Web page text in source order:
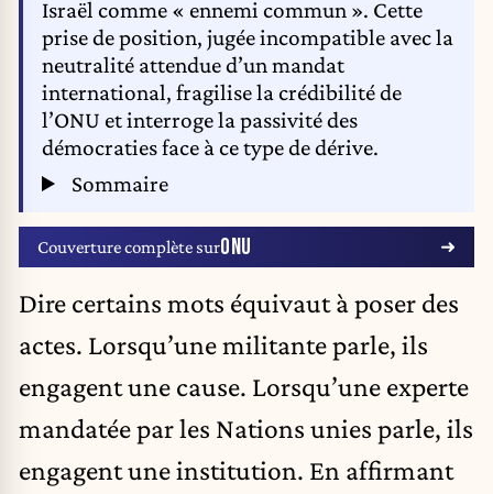
Israël comme « ennemi commun ». Cette
prise de position, jugée incompatible avec la
neutralité attendue d’un mandat
international, fragilise la crédibilité de
l’ONU et interroge la passivité des
démocraties face à ce type de dérive.
Sommaire
Couverture complète surONU
Dire certains mots équivaut à poser des
actes. Lorsqu’une militante parle, ils
engagent une cause. Lorsqu’une experte
mandatée par les Nations unies parle, ils
engagent une institution. En affirmant